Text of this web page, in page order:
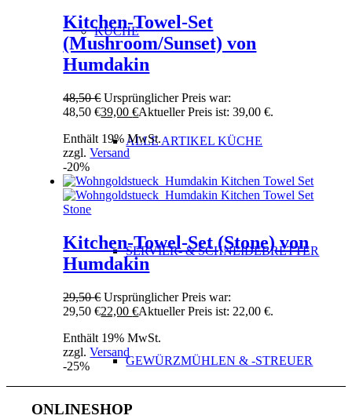
KÜCHE
ALLE ARTIKEL KÜCHE
SERVIER- & SCHNEIDEBRETTER
GEWÜRZMÜHLEN & -STREUER
Kitchen-Towel-Set
(Mushroom/Sunset) von
Humdakin
48,50€ Ursprünglicher Preis war:
48,50 €39,00€Aktueller Preis ist: 39,00 €.
Enthält 19% MwSt.
zzgl.Versand
-20%
Kitchen-Towel-Set (Stone) von
Humdakin
29,50€ Ursprünglicher Preis war:
29,50 €22,00€Aktueller Preis ist: 22,00 €.
Enthält 19% MwSt.
zzgl.Versand
-25%
ONLINESHOP